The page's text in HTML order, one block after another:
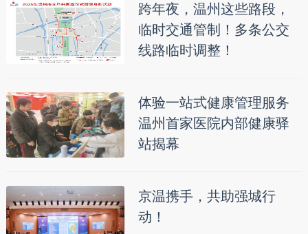
跨年夜，温州这些路段，
临时交通管制！多条公交
线路临时调整！
体验一站式健康管理服务
温州首家医院内部健康驿
站揭幕
京温携手，共助强城行
动！